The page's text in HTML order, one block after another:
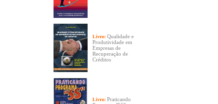
Livro: Qualidade e
Produtividade em
Empresas de
Recuperação de
Créditos
Livro: Praticando